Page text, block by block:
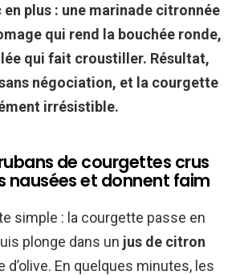
plus : une marinade citronnée
qui rend la bouchée ronde,
qui fait croustiller. Résultat,
négociation, et la courgette
irrésistible.
de courgettes crus
nausées et donnent faim
simple : la courgette passe en
plonge dans un jus de citron
d’olive. En quelques minutes, les